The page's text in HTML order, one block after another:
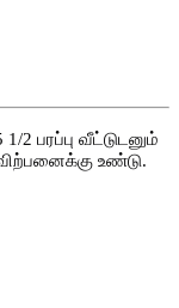
2 பரப்பு வீட்டுடனும்
உண்டு.